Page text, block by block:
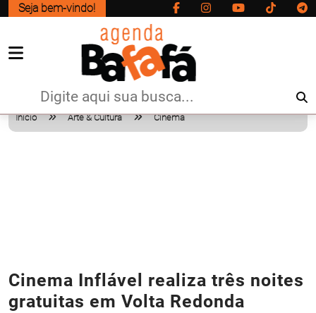
Seja bem-vindo!
Início Arte & Cultura Cinema
Cinema Inflável realiza três noites
gratuitas em Volta Redonda